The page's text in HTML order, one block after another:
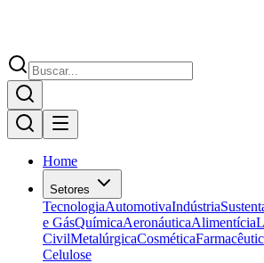
Home
Setores
TecnologiaAutomotivaIndústria
e GásQuímicaAeronáuticaAlimentícia
CivilMetalúrgicaCosmética
Celulose